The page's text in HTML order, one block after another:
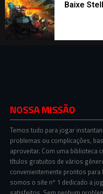
Baixe
NOSSA MISSÃO
Temos tudo para jogar
problemas ou complicações,
aproveitar. Com uma biblioteca
títulos gratuitos de vários
convenientemente prontos para
somos o site nº 1 dedicado a